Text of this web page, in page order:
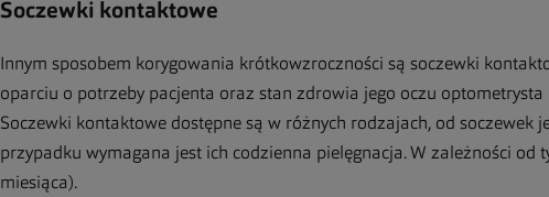
Soczewki kontaktowe
Innym sposobem korygowania krótkowzroczności są soczewki
oparciu o potrzeby pacjenta oraz stan zdrowia jego oczu
Soczewki kontaktowe dostępne są w różnych rodzajach, od soczewek
przypadku wymagana jest ich codzienna pielęgnacja. W zależności od
miesiąca).